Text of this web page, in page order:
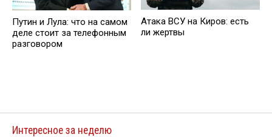
Путин и Лула: что на самом
деле стоит за телефонным
разговором
Атака ВСУ на Киров: есть
ли жертвы
Интересное за неделю